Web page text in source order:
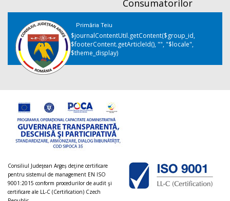
Consumatorilor
Primăria Teiu
$journalContentUtil.getContent($group_id,
$footerContent.getArticleId(), "", "$locale",
$theme_display)
Consiliul Judeţean Argeș deţine certificare
pentru sistemul de management EN ISO
9001:2015 conform procedurilor de audit şi
certificare ale LL-C (Certification) Czech